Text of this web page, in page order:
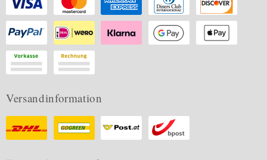
Versandinformation